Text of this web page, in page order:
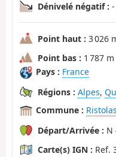
Dénivelé négatif :
Point haut : 3 026
Point bas : 1 787 m
Pays : France
Régions : Alpes,
Commune : Ristolas
Départ/Arrivée : N
Carte(s) IGN : Ref.